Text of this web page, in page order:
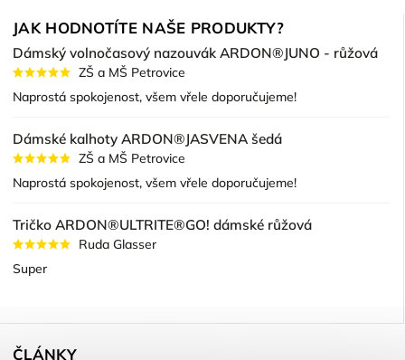
JAK HODNOTÍTE NAŠE PRODUKTY?
Dámský volnočasový nazouvák ARDON®JUNO - růžová
ZŠ a MŠ Petrovice
Naprostá spokojenost, všem vřele doporučujeme!
Dámské kalhoty ARDON®JASVENA šedá
ZŠ a MŠ Petrovice
Naprostá spokojenost, všem vřele doporučujeme!
Tričko ARDON®ULTRITE®GO! dámské růžová
Ruda Glasser
Super
ČLÁNKY